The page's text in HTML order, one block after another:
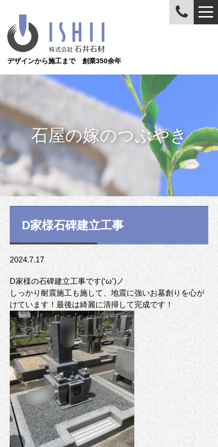
デザインから施工まで 創業350余年
石屋の嫁のつぶやき
D家様石碑建立工事
2024.7.17
D家様の石碑建立工事です(‘ω’)ノ
しっかり耐震施工も施して、地震に強いお墓創りを心が
けています！最後は綺麗に清掃して完成です！